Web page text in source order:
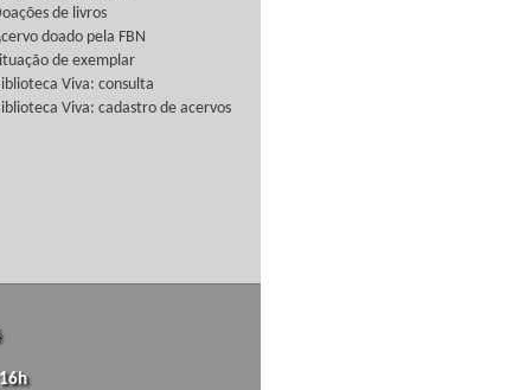
de livros
doado pela FBN
de exemplar
Viva: consulta
Viva: cadastro de acervos